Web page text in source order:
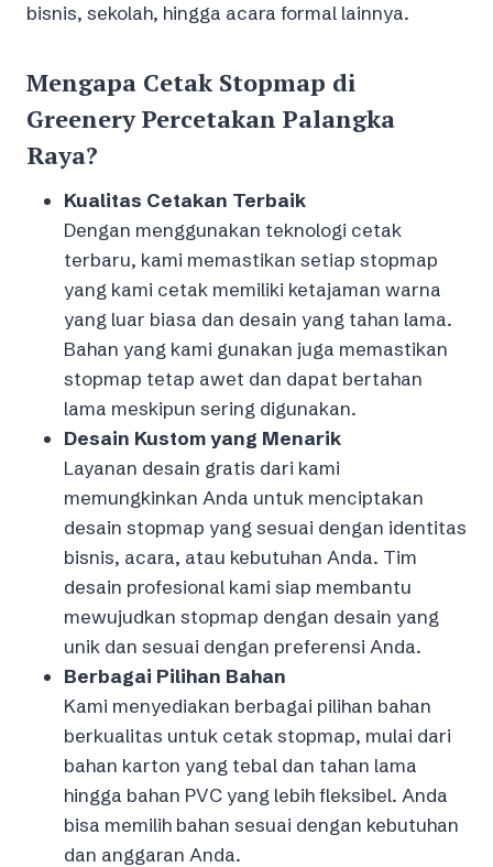
bisnis, sekolah, hingga acara formal lainnya.
Mengapa Cetak Stopmap di
Greenery Percetakan Palangka
Raya?
Kualitas Cetakan Terbaik
Dengan menggunakan teknologi cetak
terbaru, kami memastikan setiap stopmap
yang kami cetak memiliki ketajaman warna
yang luar biasa dan desain yang tahan lama.
Bahan yang kami gunakan juga memastikan
stopmap tetap awet dan dapat bertahan
lama meskipun sering digunakan.
Desain Kustom yang Menarik
Layanan desain gratis dari kami
memungkinkan Anda untuk menciptakan
desain stopmap yang sesuai dengan identitas
bisnis, acara, atau kebutuhan Anda. Tim
desain profesional kami siap membantu
mewujudkan stopmap dengan desain yang
unik dan sesuai dengan preferensi Anda.
Berbagai Pilihan Bahan
Kami menyediakan berbagai pilihan bahan
berkualitas untuk cetak stopmap, mulai dari
bahan karton yang tebal dan tahan lama
hingga bahan PVC yang lebih fleksibel. Anda
bisa memilih bahan sesuai dengan kebutuhan
dan anggaran Anda.